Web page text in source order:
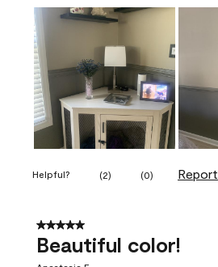
Helpful? (2) (0) Report
5 out of 5 stars.
Beautiful color!